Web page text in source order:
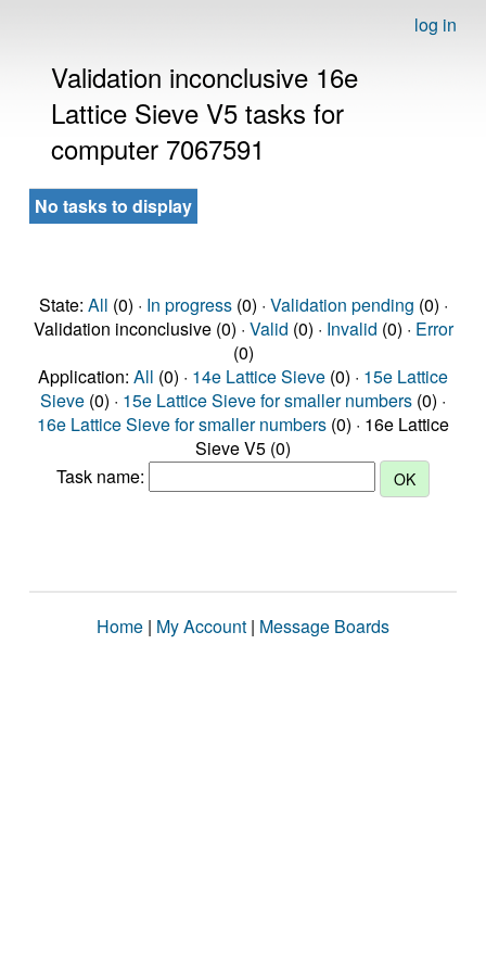
log in
Validation inconclusive 16e
Lattice Sieve V5 tasks for
computer 7067591
No tasks to display
State: All (0) · In progress(0) · Validation pending (0) ·
Validation inconclusive (0) · Valid (0) · Invalid (0) · Error
(0)
Application: All (0) · 14e Lattice Sieve (0) · 15e Lattice
Sieve (0) · 15e Lattice Sieve for smaller numbers (0) ·
16e Lattice Sieve for smaller numbers (0) · 16e Lattice
Sieve V5 (0)
Task name:
Home | My Account | Message Boards